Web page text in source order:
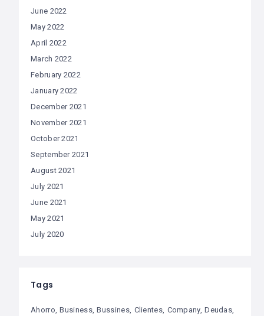
June 2022
May 2022
April 2022
March 2022
February 2022
January 2022
December 2021
November 2021
October 2021
September 2021
August 2021
July 2021
June 2021
May 2021
July 2020
Tags
Ahorro Business Bussines Clientes Company Deudas